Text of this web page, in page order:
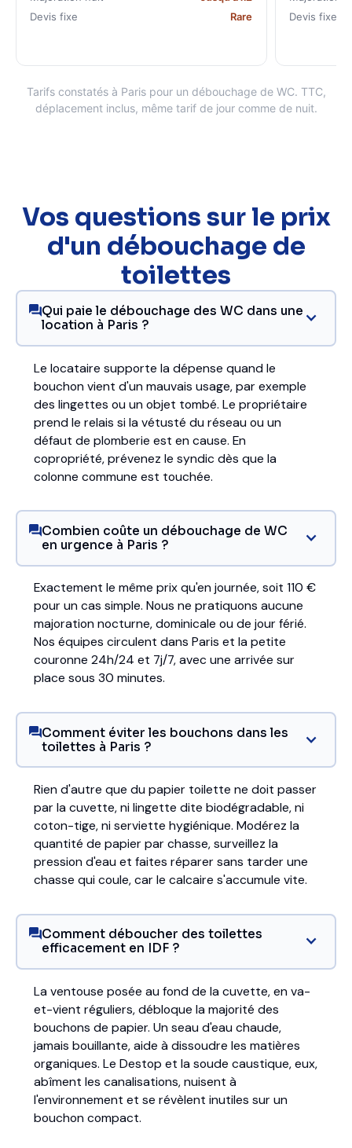
Devis fixe
Rare
Devis fixe
Tarifs constatés à Paris pour un débouchage de WC. TTC,
déplacement inclus, même tarif de jour comme de nuit.
Vos questions sur le prix
d'un débouchage de
toilettes
Qui paie le débouchage des WC dans une
location à Paris ?
Le locataire supporte la dépense quand le
bouchon vient d'un mauvais usage, par exemple
des lingettes ou un objet tombé. Le propriétaire
prend le relais si la vétusté du réseau ou un
défaut de plomberie est en cause. En
copropriété, prévenez le syndic dès que la
colonne commune est touchée.
Combien coûte un débouchage de WC
en urgence à Paris ?
Exactement le même prix qu'en journée, soit 110 €
pour un cas simple. Nous ne pratiquons aucune
majoration nocturne, dominicale ou de jour férié.
Nos équipes circulent dans Paris et la petite
couronne 24h/24 et 7j/7, avec une arrivée sur
place sous 30 minutes.
Comment éviter les bouchons dans les
toilettes à Paris ?
Rien d'autre que du papier toilette ne doit passer
par la cuvette, ni lingette dite biodégradable, ni
coton-tige, ni serviette hygiénique. Modérez la
quantité de papier par chasse, surveillez la
pression d'eau et faites réparer sans tarder une
chasse qui coule, car le calcaire s'accumule vite.
Comment déboucher des toilettes
efficacement en IDF ?
La ventouse posée au fond de la cuvette, en va-
et-vient réguliers, débloque la majorité des
bouchons de papier. Un seau d'eau chaude,
jamais bouillante, aide à dissoudre les matières
organiques. Le Destop et la soude caustique, eux,
abîment les canalisations, nuisent à
l'environnement et se révèlent inutiles sur un
bouchon compact.